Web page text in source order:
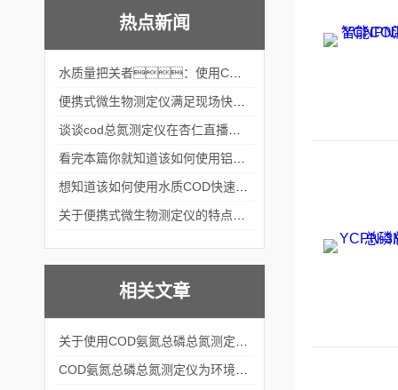
热点新闻
相关文章